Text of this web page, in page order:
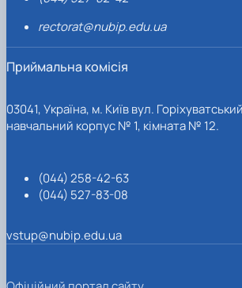
rectorat@nubip.edu.ua
Приймальна комісія
03041, Україна, м. Київ вул.
навчальний корпус № 1, кімната № 12.
(044) 258-42-63
(044) 527-83-08
vstup@nubip.edu.ua